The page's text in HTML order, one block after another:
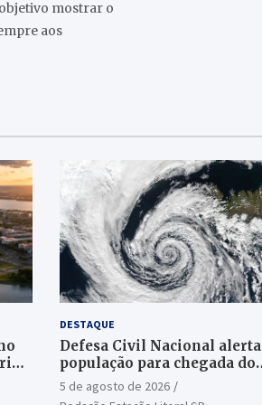
mostrar o
aos
DESTAQUE
Defesa Civil Nacional alerta
população para chegada do
ciclone bomba
5 de agosto de 2026